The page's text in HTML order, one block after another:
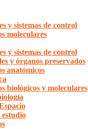
y sistemas de control
moleculares
y sistemas de control
y órganos preservados
anatómicos
biológicos y moleculares